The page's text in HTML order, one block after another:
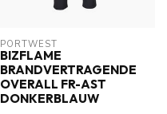
PORTWEST
BIZFLAME
BRANDVERTRAGENDE
OVERALL FR-AST
DONKERBLAUW